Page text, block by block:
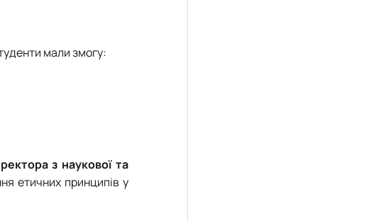
мали змогу:
з наукової та
етичних принципів у